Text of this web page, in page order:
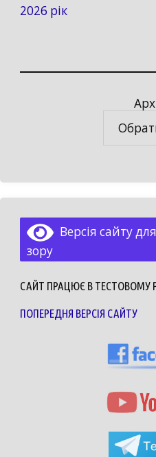
2026 рік
Версія сайту
зору
САЙТ ПРАЦЮЄ В ТЕСТОВОМУ
ПОПЕРЕДНЯ ВЕРСІЯ САЙТУ